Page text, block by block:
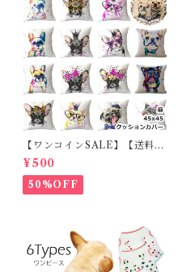
【ワンコインSALE】【送料無
料】KM503G クッションカバ
ー フレンチブルドッグ クリー
ム フレブル
¥500
50%OFF